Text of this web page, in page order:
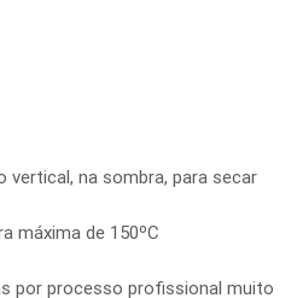
vertical, na sombra, para secar
máxima de 150ºC
por processo profissional muito